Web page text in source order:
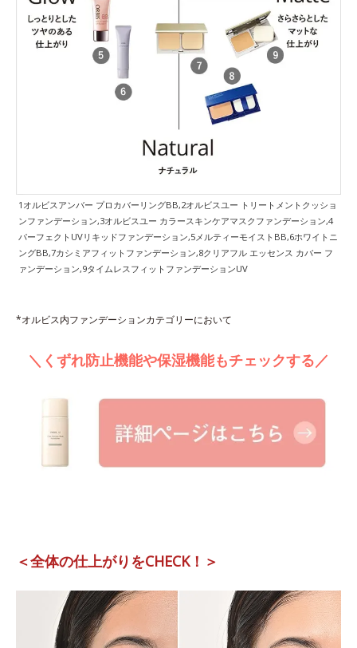
1オルビスアンバー プロカバーリングBB,2オルビスユー トリートメントクッショ
ンファンデーション,3オルビスユー カラースキンケアマスクファンデーション,4
パーフェクトUVリキッドファンデーション,5メルティーモイストBB,6ホワイトニ
ングBB,7カシミアフィットファンデーション,8クリアフル エッセンス カバー フ
ァンデーション,9タイムレスフィットファンデーションUV
*オルビス内ファンデーションカテゴリーにおいて
＼くずれ防止機能や保湿機能もチェックする／
＜全体の仕上がりをCHECK！＞